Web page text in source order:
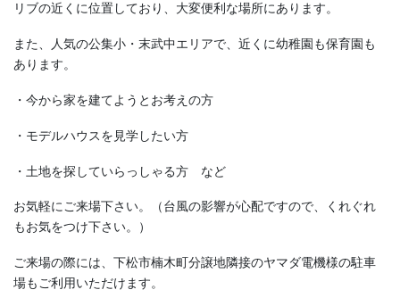
リブの近くに位置しており、大変便利な場所にあります。
また、人気の公集小・末武中エリアで、近くに幼稚園も保育園も
あります。
・今から家を建てようとお考えの方
・モデルハウスを見学したい方
・土地を探していらっしゃる方 など
お気軽にご来場下さい。（台風の影響が心配ですので、くれぐれ
もお気をつけ下さい。）
ご来場の際には、下松市楠木町分譲地隣接のヤマダ電機様の駐車
場もご利用いただけます。